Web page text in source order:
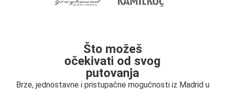
Što možeš
očekivati od svog
putovanja
Brze, jednostavne i pristupačne mogućnosti iz Madrid u